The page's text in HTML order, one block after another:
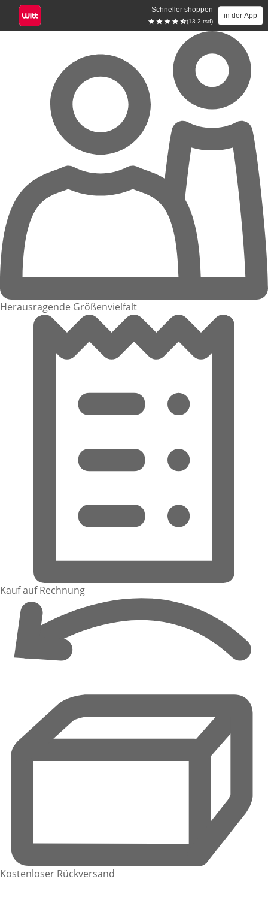
Schneller shoppen
(13.2 tsd)
in der App
Herausragende Größenvielfalt
Kauf auf Rechnung
Kostenloser Rückversand